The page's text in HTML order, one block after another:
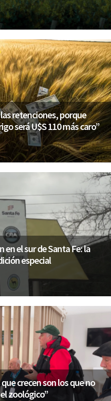
retenciones, porque
será U$S 110 más caro”
en el sur de Santa Fe: la
especial
crecen son los que no
zoológico”